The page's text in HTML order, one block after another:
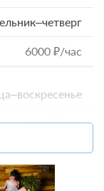
6000 ₽/час
8000 ₽/час
праздники